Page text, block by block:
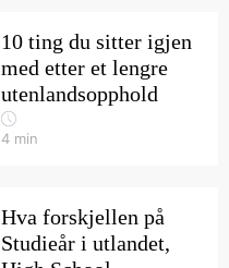
10 ting du sitter igjen
med etter et lengre
utenlandsopphold
4 min
Hva forskjellen på
Studieår i utlandet,